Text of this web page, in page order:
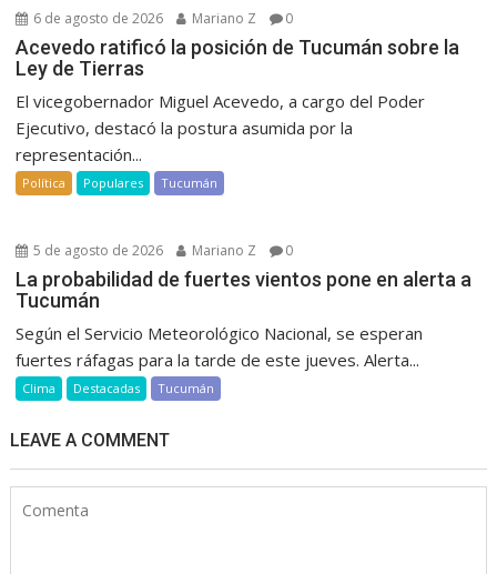
6 de agosto de 2026 Mariano Z 0
Acevedo ratificó la posición de Tucumán sobre la
Ley de Tierras
El vicegobernador Miguel Acevedo, a cargo del Poder
Ejecutivo, destacó la postura asumida por la
representación...
Política Populares Tucumán
5 de agosto de 2026 Mariano Z 0
La probabilidad de fuertes vientos pone en alerta a
Tucumán
Según el Servicio Meteorológico Nacional, se esperan
fuertes ráfagas para la tarde de este jueves. Alerta...
Clima Destacadas Tucumán
LEAVE A COMMENT